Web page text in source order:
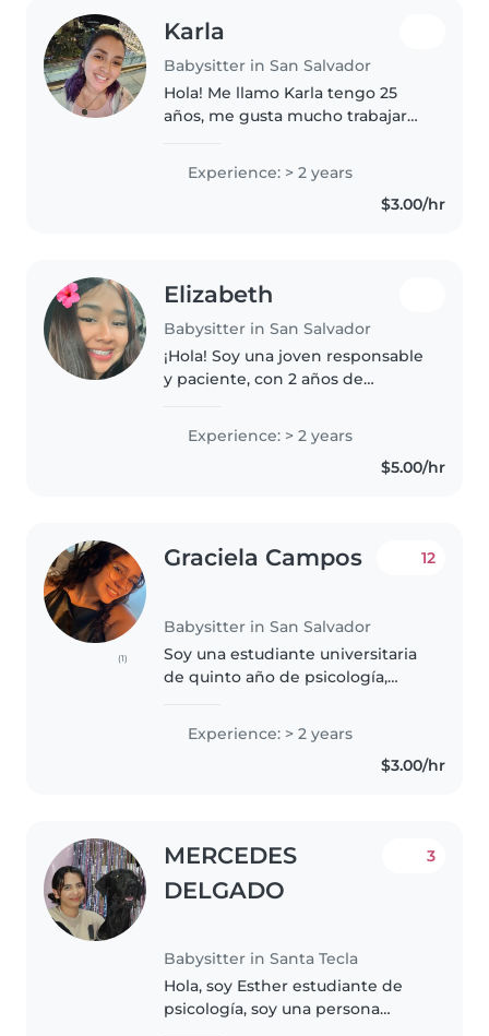
Karla
Babysitter in San Salvador
Hola! Me llamo Karla tengo 25
años, me gusta mucho trabajar
paciente y dinámica, me gusta
mucho jugar con ellos. He tenido
Experience: > 2 years
$3.00/hr
Elizabeth
Babysitter in San Salvador
¡Hola! Soy una joven responsable
y paciente, con 2 años de
todas las edades. Me encanta
dibujar, música y jugar con los
Experience: > 2 years
$5.00/hr
(1)
Graciela Campos
Babysitter in San Salvador
12
Soy una estudiante universitaria
de quinto año de psicología,
me gusta conocer lugares
nuevos, actividades al aire libre
Experience: > 2 years
$3.00/hr
MERCEDES
DELGADO
Babysitter in Santa Tecla
3
Hola, soy Esther estudiante de
psicología, soy una persona